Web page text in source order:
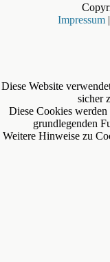
Impressum |
Diese Website
sicher
Diese Cookies
grundlegenden
Weitere Hinweise zu